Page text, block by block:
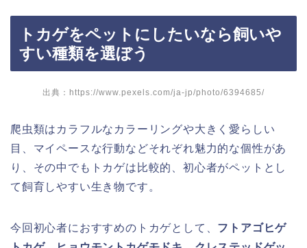
トカゲをペットにしたいなら飼いや
すい種類を選ぼう
出典：https://www.pexels.com/ja-jp/photo/6394685/
爬虫類はカラフルなカラーリングや大きく愛らしい
目、マイペースな行動などそれぞれ魅力的な個性があ
り、その中でもトカゲは比較的、初心者がペットとし
て飼育しやすい生き物です。
今回初心者におすすめのトカゲとして、 フトアゴヒゲ